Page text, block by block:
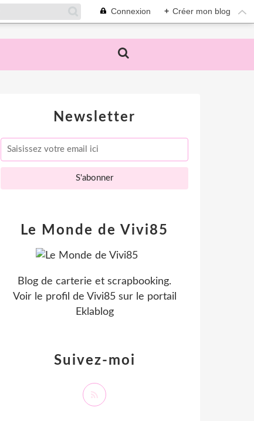
Connexion + Créer mon blog
Newsletter
Le Monde de Vivi85
Blog de carterie et scrapbooking.
Voir le profil de Vivi85sur le portail
Eklablog
Suivez-moi